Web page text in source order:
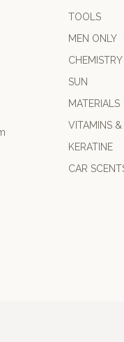
TOOLS
MEN ONLY
CHEMISTRY
SUN
MATERIALS
VITAMINS &
KERATINE
CAR